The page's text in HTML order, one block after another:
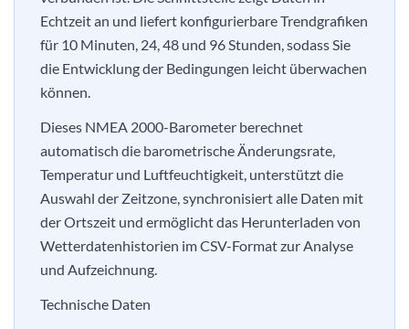
Echtzeit an und liefert konfigurierbare Trendgrafiken
für 10 Minuten, 24, 48 und 96 Stunden, sodass Sie
die Entwicklung der Bedingungen leicht überwachen
können.
Dieses NMEA 2000-Barometer berechnet
automatisch die barometrische Änderungsrate,
Temperatur und Luftfeuchtigkeit, unterstützt die
Auswahl der Zeitzone, synchronisiert alle Daten mit
der Ortszeit und ermöglicht das Herunterladen von
Wetterdatenhistorien im CSV-Format zur Analyse
und Aufzeichnung.
Technische Daten